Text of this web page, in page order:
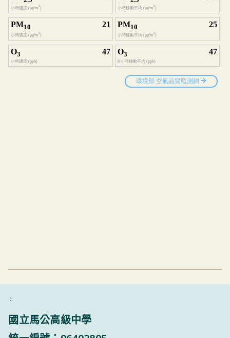
:::
國立馬公高級中學